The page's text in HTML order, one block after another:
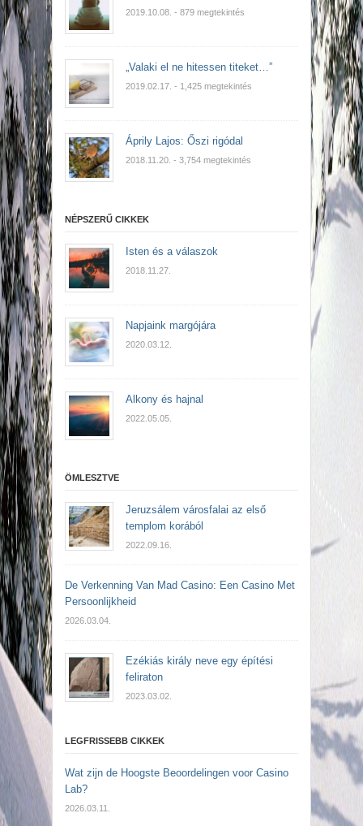
2019.10.08. - 879 megtekintés
„Valaki el ne hitessen titeket…”
2019.02.17. - 1,425 megtekintés
Áprily Lajos: Őszi rigódal
2018.11.20. - 3,754 megtekintés
NÉPSZERŰ CIKKEK
Isten és a válaszok
2018.11.27.
Napjaink margójára
2020.03.12.
Alkony és hajnal
2022.05.05.
ÖMLESZTVE
Jeruzsálem városfalai az első
templom korából
2022.09.16.
De Verkenning Van Mad Casino: Een Casino Met
Persoonlijkheid
2026.03.04.
Ezékiás király neve egy építési
feliraton
2023.03.02.
LEGFRISSEBB CIKKEK
Wat zijn de Hoogste Beoordelingen voor Casino
Lab?
2026.03.11.